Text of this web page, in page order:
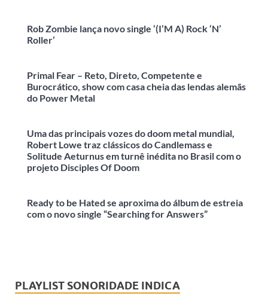
Rob Zombie lança novo single ‘(I’M A) Rock ‘N’
Roller’
Primal Fear – Reto, Direto, Competente e
Burocrático, show com casa cheia das lendas alemãs
do Power Metal
Uma das principais vozes do doom metal mundial,
Robert Lowe traz clássicos do Candlemass e
Solitude Aeturnus em turnê inédita no Brasil com o
projeto Disciples Of Doom
Ready to be Hated se aproxima do álbum de estreia
com o novo single “Searching for Answers”
PLAYLIST SONORIDADE INDICA